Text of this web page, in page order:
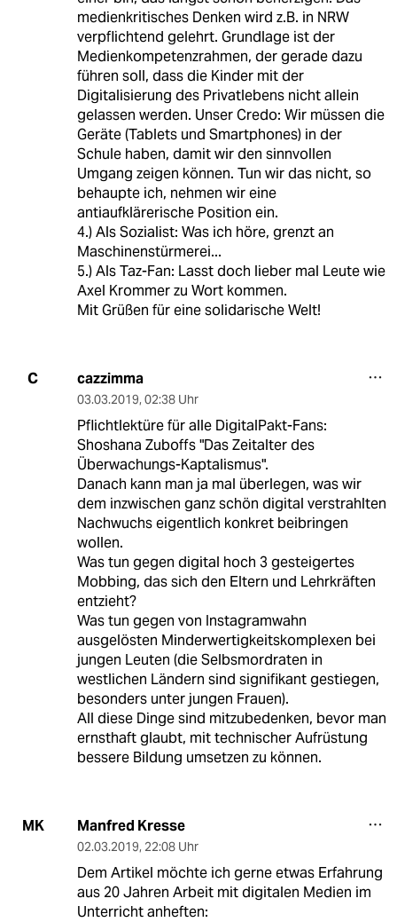
medienkritisches Denken wird z.B. in NRW
verpflichtend gelehrt. Grundlage ist der
Medienkompetenzrahmen, der gerade dazu
führen soll, dass die Kinder mit der
Digitalisierung des Privatlebens nicht allein
gelassen werden. Unser Credo: Wir müssen die
Geräte (Tablets und Smartphones) in der
Schule haben, damit wir den sinnvollen
Umgang zeigen können. Tun wir das nicht, so
behaupte ich, nehmen wir eine
antiaufklärerische Position ein.
4.) Als Sozialist: Was ich höre, grenzt an
Maschinenstürmerei...
5.) Als Taz-Fan: Lasst doch lieber mal Leute wie
Axel Krommer zu Wort kommen.
Mit Grüßen für eine solidarische Welt!
C cazzimma
03.03.2019, 02:38 Uhr
Pflichtlektüre für alle DigitalPakt-Fans:
Shoshana Zuboffs "Das Zeitalter des
Überwachungs-Kaptalismus".
Danach kann man ja mal überlegen, was wir
dem inzwischen ganz schön digital verstrahlten
Nachwuchs eigentlich konkret beibringen
wollen.
Was tun gegen digital hoch 3 gesteigertes
Mobbing, das sich den Eltern und Lehrkräften
entzieht?
Was tun gegen von Instagramwahn
ausgelösten Minderwertigkeitskomplexen bei
jungen Leuten (die Selbsmordraten in
westlichen Ländern sind signifikant gestiegen,
besonders unter jungen Frauen).
All diese Dinge sind mitzubedenken, bevor man
ernsthaft glaubt, mit technischer Aufrüstung
bessere Bildung umsetzen zu können.
MK Manfred Kresse
02.03.2019, 22:08 Uhr
Dem Artikel möchte ich gerne etwas Erfahrung
aus 20 Jahren Arbeit mit digitalen Medien im
Unterricht anheften: